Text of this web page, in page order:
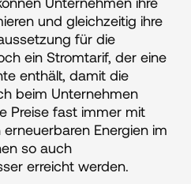
und gleichzeitig ihre
für die
ein Stromtarif, der eine
enthält, damit die
beim Unternehmen
Preise fast immer mit
Energien im
so auch
erreicht werden.